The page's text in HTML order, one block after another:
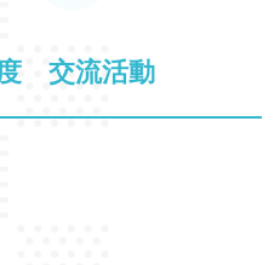
交流活動